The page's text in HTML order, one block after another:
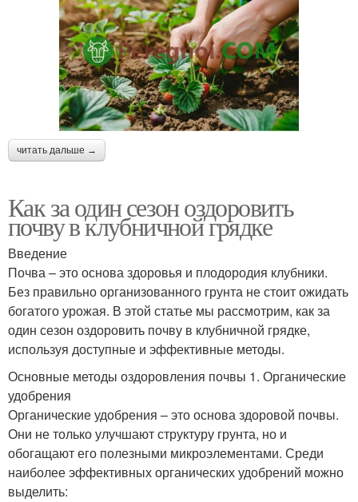
читать дальше →
Как за один сезон оздоровить
почву в клубничной грядке
Введение
Почва – это основа здоровья и плодородия клубники.
Без правильно организованного грунта не стоит ожидать
богатого урожая. В этой статье мы рассмотрим, как за
один сезон оздоровить почву в клубничной грядке,
используя доступные и эффективные методы.
Основные методы оздоровления почвы 1. Органические
удобрения
Органические удобрения – это основа здоровой почвы.
Они не только улучшают структуру грунта, но и
обогащают его полезными микроэлементами. Среди
наиболее эффективных органических удобрений можно
выделить: